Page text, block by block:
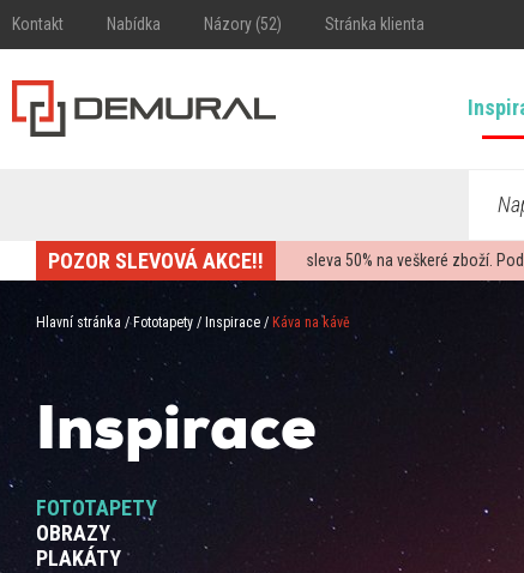
Kontakt Nabídka Názory (52) Stránka klienta
POZOR SLEVOVÁ AKCE!! sleva50% na veškeré zboží.
Hlavní stránka / Fototapety / Inspirace / Káva na kávě
Inspirace
FOTOTAPETY
OBRAZY
PLAKÁTY